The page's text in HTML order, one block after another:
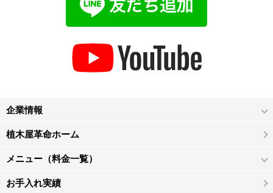
企業情報
植木屋革命ホーム
メニュー（料金一覧）
お手入れ実績